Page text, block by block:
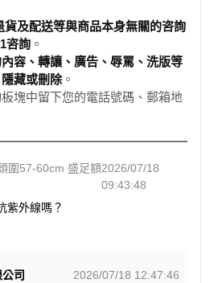
貨及配送等與商品本身無關的咨詢
咨詢 。
內容、轉讓、廣告、辱罵、洗版等
藏或刪除。
塊中留下您的電話號碼、郵箱地
圍57-60cm 盛足額2026/07/18
09:43:48
紫外線嗎？
司
2026/07/18 12:47:46